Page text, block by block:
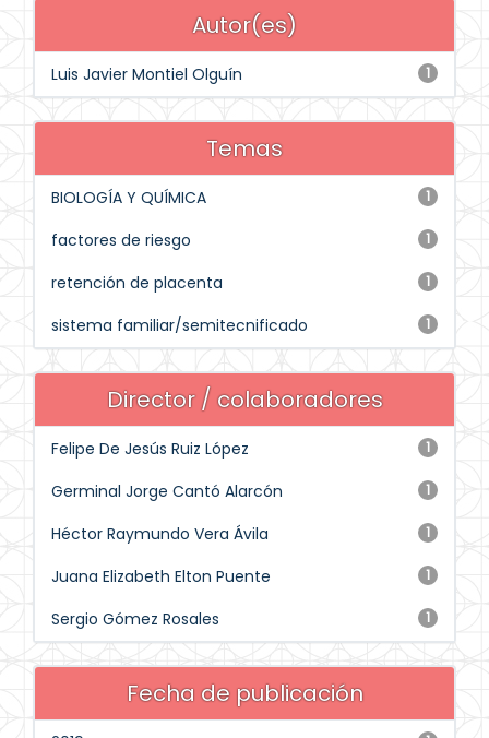
Autor(es)
1
Luis Javier Montiel Olguín
Temas
1
BIOLOGÍA Y QUÍMICA
1
factores de riesgo
1
retención de placenta
1
sistema familiar/semitecnificado
Director / colaboradores
1
Felipe De Jesús Ruiz López
1
Germinal Jorge Cantó Alarcón
1
Héctor Raymundo Vera Ávila
1
Juana Elizabeth Elton Puente
1
Sergio Gómez Rosales
Fecha de publicación